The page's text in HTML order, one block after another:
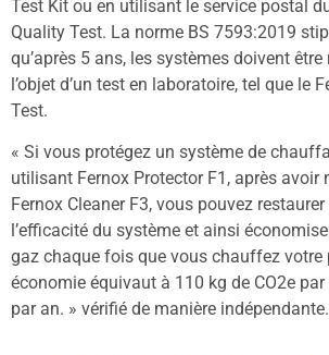
Test Kit ou en utilisant le service postal
Quality Test. La norme BS 7593:2019
qu’après 5 ans, les systèmes doivent
l’objet d’un test en laboratoire, tel que le
Test.
« Si vous protégez un système de
utilisant Fernox Protector F1, après avoir
Fernox Cleaner F3, vous pouvez
l’efficacité du système et ainsi
gaz chaque fois que vous chauffez votre
économie équivaut à 110 kg de CO2e
par an. » vérifié de manière indépendante.